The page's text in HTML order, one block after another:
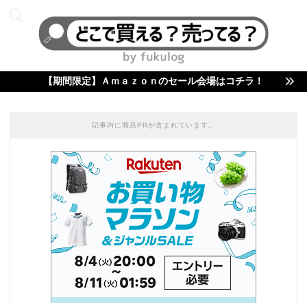
【期間限定】Ａｍａｚｏｎのセール会場はコチラ！
記事内に商品PRが含まれています。